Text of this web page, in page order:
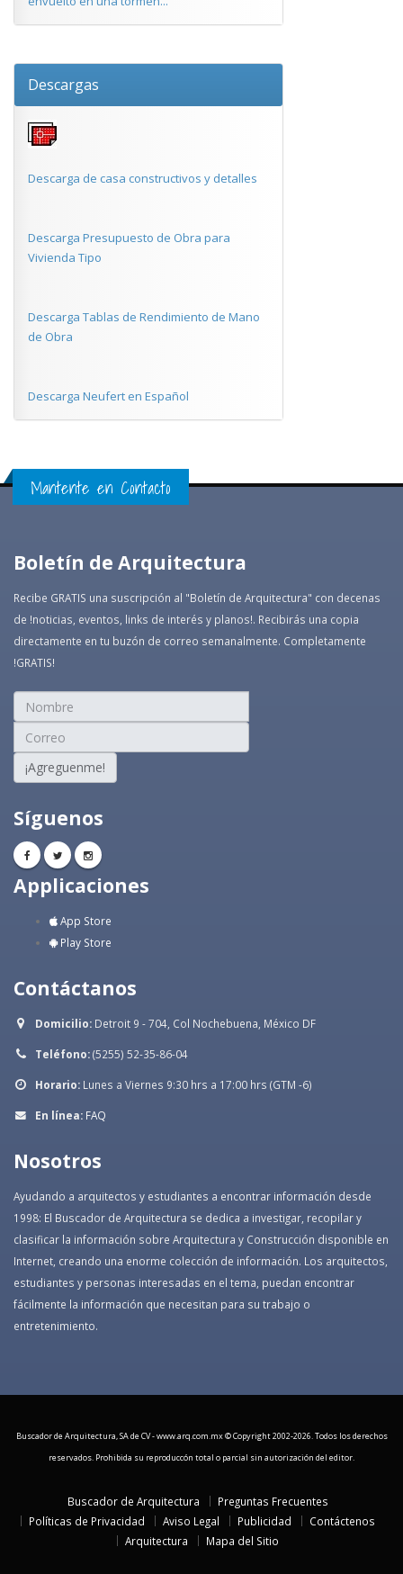
Descargas
Descarga de casa constructivos y detalles
Descarga Presupuesto de Obra para
Vivienda Tipo
Descarga Tablas de Rendimiento de Mano
de Obra
Descarga Neufert en Español
Mantente en Contacto
Boletín de Arquitectura
Recibe GRATIS una suscripción al "Boletín de Arquitectura" con decenas
de !noticias, eventos, links de interés y planos!. Recibirás una copia
directamente en tu buzón de correo semanalmente. Completamente
!GRATIS!
¡Agreguenme!
Síguenos
Applicaciones
App Store
Play Store
Contáctanos
Domicilio: Detroit 9 - 704, Col Nochebuena, México DF
Teléfono:(5255) 52-35-86-04
Horario: Lunes a Viernes 9:30 hrs a 17:00 hrs (GTM -6)
En línea: FAQ
Nosotros
Ayudando a arquitectos y estudiantes a encontrar información desde
1998: El Buscador de Arquitectura se dedica a investigar, recopilar y
clasificar la información sobre Arquitectura y Construcción disponible en
Internet, creando una enorme colección de información. Los arquitectos,
estudiantes y personas interesadas en el tema, puedan encontrar
fácilmente la información que necesitan para su trabajo o
entretenimiento.
Buscador de Arquitectura, SA de CV - www.arq.com.mx © Copyright 2002-2026. Todos los derechos
reservados. Prohibida su reproduccón total o parcial sin autorización del editor.
Buscador de Arquitectura
Preguntas Frecuentes
Políticas de Privacidad
Aviso Legal Publicidad
Contáctenos
Arquitectura
Mapa del Sitio